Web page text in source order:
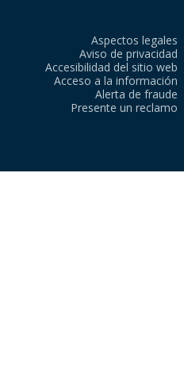
Aspectos legales
Aviso de privacidad
Accesibilidad del sitio web
Acceso a la información
Alerta de fraude
Presente un reclamo